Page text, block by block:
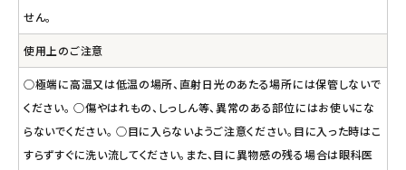
せん。
使用上のご注意
○極端に高温又は低温の場所、直射日光のあたる場所には保管しないで
ください。 ○傷やはれもの、しっしん等、異常のある部位にはお使いにな
らないでください。 ○目に入らないようご注意ください。目に入った時はこ
すらずすぐに洗い流してください。また、目に異物感の残る場合は眼科医